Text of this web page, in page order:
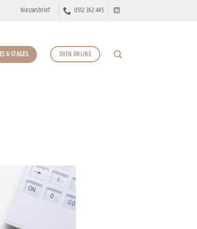
Nieuwsbrief 0512 362 445
& STAGES DVEN ONLINE